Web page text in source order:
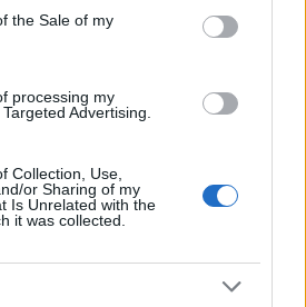
the Sale of my
processing my
Advertising.
Collection, Use,
or Sharing of my
Is Unrelated with the
it was collected.
ospiti e attività in Valle